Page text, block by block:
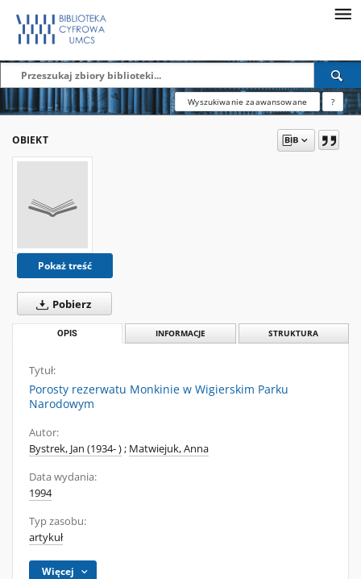
Wyszukiwanie zaawansowane ?
OBIEKT
Pokaż treść
Pobierz
OPIS INFORMACJE STRUKTURA
Tytuł:
Porosty rezerwatu Monkinie w Wigierskim Parku
Narodowym
Autor:
Bystrek, Jan (1934- ); Matwiejuk, Anna
Data wydania:
1994
Typ zasobu:
artykuł
Więcej